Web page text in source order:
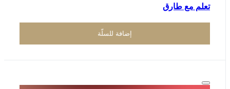
تعلم مع طارق
إضافة للسلّة